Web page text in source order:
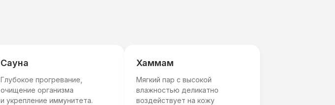
Сауна
Глубокое прогревание,
очищение организма
и укрепление иммунитета.
Хаммам
Мягкий пар с высокой
влажностью деликатно
воздействует на кожу